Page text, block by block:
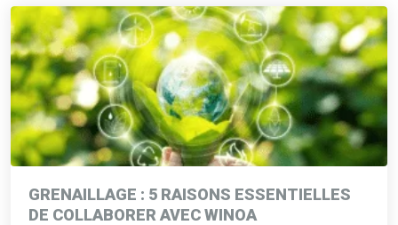
GRENAILLAGE : 5 RAISONS ESSENTIELLES
DE COLLABORER AVEC WINOA